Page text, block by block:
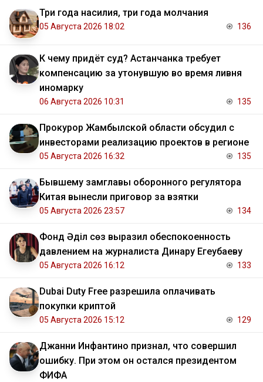
Три года насилия, три года молчания
05 Августа 2026 18:02 136
К чему придёт суд? Астанчанка требует
компенсацию за утонувшую во время ливня
иномарку
06 Августа 2026 10:31 135
Прокурор Жамбылской области обсудил с
инвесторами реализацию проектов в регионе
05 Августа 2026 16:32 135
Бывшему замглавы оборонного регулятора
Китая вынесли приговор за взятки
05 Августа 2026 23:57 134
Фонд Әділ сөз выразил обеспокоенность
давлением на журналиста Динару Егеубаеву
05 Августа 2026 16:12 133
Dubai Duty Free разрешила оплачивать
покупки криптой
05 Августа 2026 15:12 129
Джанни Инфантино признал, что совершил
ошибку. При этом он остался президентом
ФИФА